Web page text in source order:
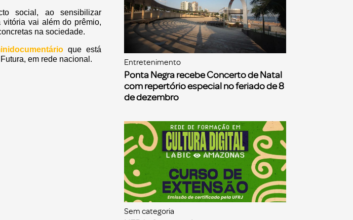
social, ao sensibilizar
vai além do prêmio,
na sociedade.
que está
em rede nacional.
Entretenimento
Ponta Negra recebe Concerto de Natal
com repertório especial no feriado de 8
de dezembro
Sem categoria